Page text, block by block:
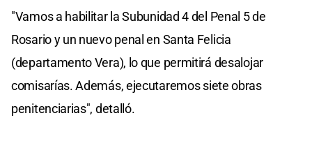
"Vamos a habilitar la Subunidad 4 del Penal 5 de
Rosario y un nuevo penal en Santa Felicia
(departamento Vera), lo que permitirá desalojar
comisarías. Además, ejecutaremos siete obras
penitenciarias", detalló.